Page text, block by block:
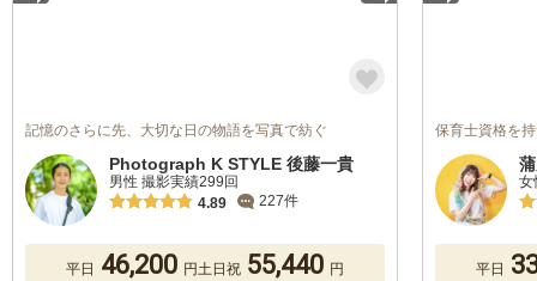
記憶のさらに先、大切な日の物語を写真で紡ぐ
Photograph K STYLE 後藤一貴
男性 撮影実績299回
4.89
227件
平日 46,200 円土日祝 55,440 円
保育士資格を
女
平日